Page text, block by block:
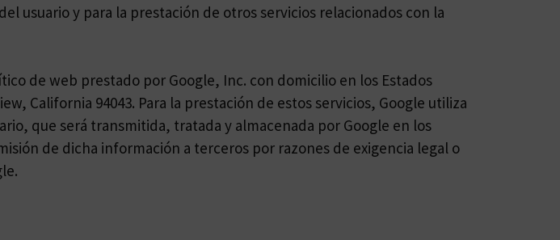
usuario y para la prestación de otros servicios relacionados con la
de web prestado por Google, Inc. con domicilio en los Estados
California 94043. Para la prestación de estos servicios, Google utiliza
que será transmitida, tratada y almacenada por Google en los
de dicha información a terceros por razones de exigencia legal o